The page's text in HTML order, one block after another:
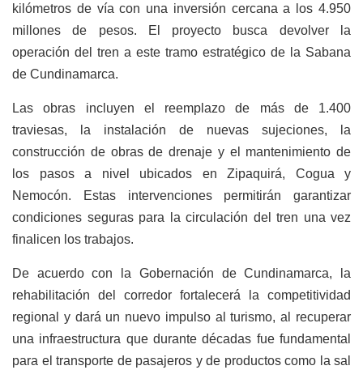
kilómetros de vía con una inversión cercana a los 4.950
millones de pesos. El proyecto busca devolver la
operación del tren a este tramo estratégico de la Sabana
de Cundinamarca.
Las obras incluyen el reemplazo de más de 1.400
traviesas, la instalación de nuevas sujeciones, la
construcción de obras de drenaje y el mantenimiento de
los pasos a nivel ubicados en Zipaquirá, Cogua y
Nemocón. Estas intervenciones permitirán garantizar
condiciones seguras para la circulación del tren una vez
finalicen los trabajos.
De acuerdo con la Gobernación de Cundinamarca, la
rehabilitación del corredor fortalecerá la competitividad
regional y dará un nuevo impulso al turismo, al recuperar
una infraestructura que durante décadas fue fundamental
para el transporte de pasajeros y de productos como la sal